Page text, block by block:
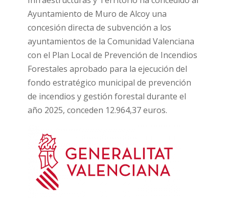
Ayuntamiento de Muro de Alcoy una
concesión directa de subvención a los
ayuntamientos de la Comunidad Valenciana
con el Plan Local de Prevención de Incendios
Forestales aprobado para la ejecución del
fondo estratégico municipal de prevención
de incendios y gestión forestal durante el
año 2025, conceden 12.964,37 euros.